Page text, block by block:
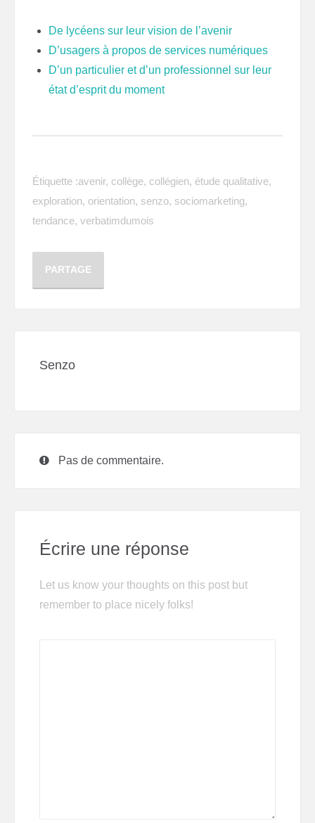
De lycéens sur leur vision de l’avenir
D’usagers à propos de services numériques
D’un particulier et d’un professionnel sur leur
état d’esprit du moment
Étiquette :avenir, collège, collégien, étude qualitative,
exploration, orientation, senzo, sociomarketing,
tendance, verbatimdumois
PARTAGE
Senzo
Pas de commentaire.
Écrire une réponse
Let us know your thoughts on this post but
remember to place nicely folks!